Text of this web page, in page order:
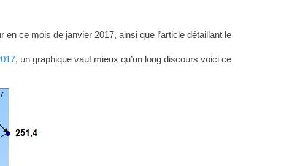
ce mois de janvier 2017, ainsi que l’article détaillant le
, un graphique vaut mieux qu’un long discours voici ce